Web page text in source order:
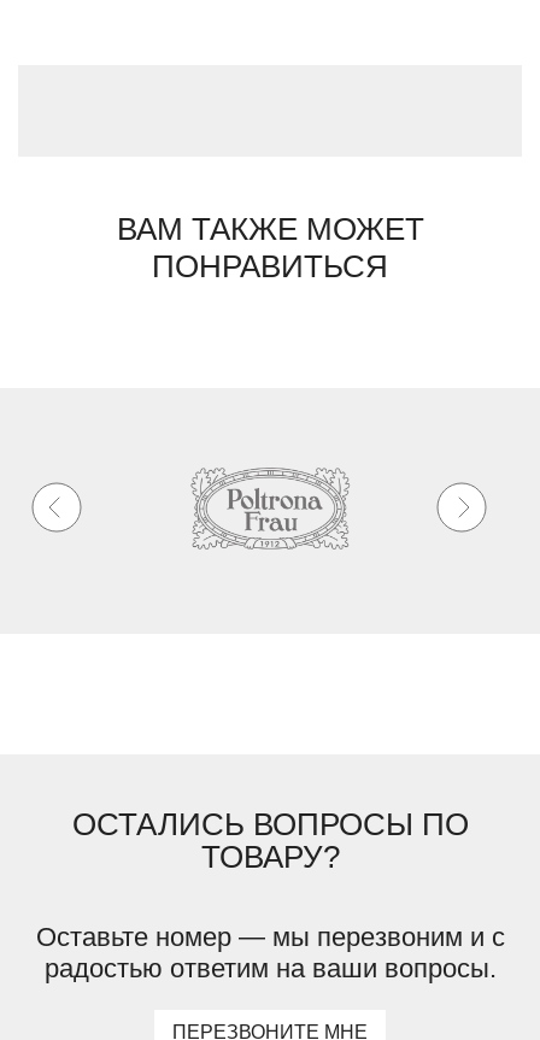
ВАМ ТАКЖЕ МОЖЕТ
ПОНРАВИТЬСЯ
ОСТАЛИСЬ ВОПРОСЫ ПО
ТОВАРУ?
Оставьте номер — мы перезвоним и с
радостью ответим на ваши вопросы.
ПЕРЕЗВОНИТЕ МНЕ